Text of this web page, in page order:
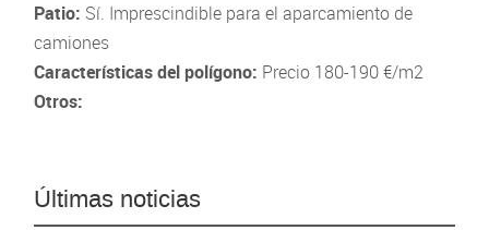
Patio: Sí. Imprescindible para el aparcamiento de
camiones
Características del polígono: Precio 180-190 €/m2
Otros:
Últimas noticias